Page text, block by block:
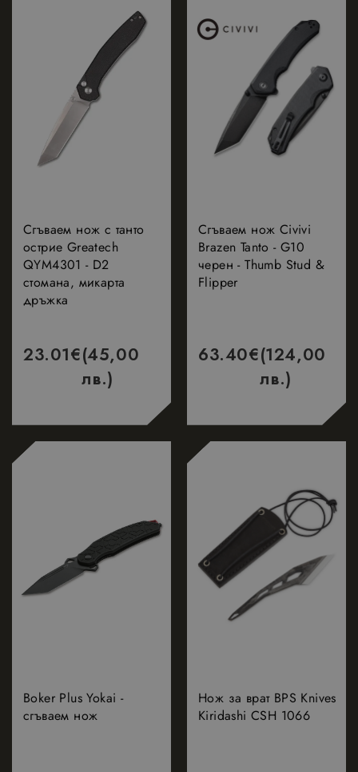
Сгъваем нож с танто
острие Greatech
QYM4301 - D2
стомана, микарта
дръжка
23.01€(45,00
лв.)
Сгъваем нож Civivi
Brazen Tanto - G10
черен - Thumb Stud &
Flipper
63.40€(124,00
лв.)
Boker Plus Yokai -
сгъваем нож
Нож за врат BPS Knives
Kiridashi CSH 1066